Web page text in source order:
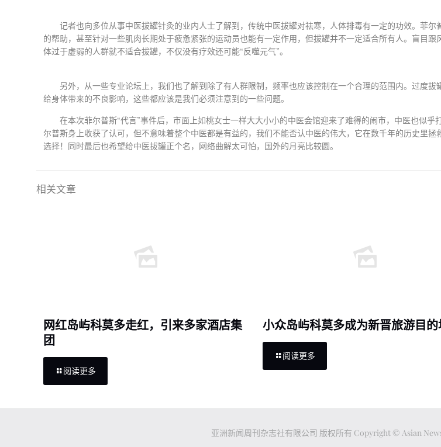
记者也向多位从事中医拔罐针灸的业内人士了解到，传统中医拔罐对祛寒，人体排毒有一定的功效。菲
的帮助，甚至针对一些肌肉长期处于疲惫紧张的运动员也能有一定作用，但拔罐并不一定适合所有人。盲目
体过于虚弱的人群就不适合拔罐，不仅没有疗效还可能“反噬元气”。
另外，从一些专业论坛上，我们也了解到除了有人群限制，频率也应该控制在一个合理的范围内。过度
给身体带来的不良影响，这些都应该是我们必须注意到的一些问题。
在本次菲尔普斯“代言”事件后，市面上如桃女士一样大大小小的中医会馆迎来了难得的闹市，中医也似
尔普斯身上收获了认可，但不意味着整个中医都是有益的，我们不能否认中医的伟大，它在数千年的历史里
选择！同时最后也希望给中医拔罐正个名，网络曲解太可怕，国外的月亮比较圆。
相关文章
网红岛屿科莫多走红，引来多家酒店集
团
阅读更多
小众岛屿科莫多成为新晋旅游目的
阅读更多
亚洲新闻周刊杂志社有限公司 版权所有 Copyright © Asian